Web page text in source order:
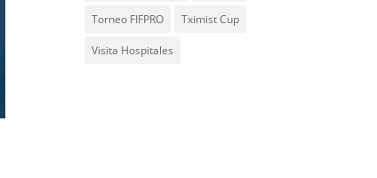
Torneo FIFPRO Tximist Cup
Visita Hospitales